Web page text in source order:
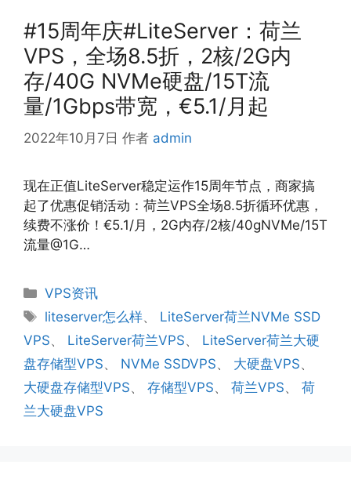
#15周年庆#LiteServer：荷兰
VPS，全场8.5折，2核/2G内
存/40G NVMe硬盘/15T流
量/1Gbps带宽，€5.1/月起
2022年10月7日 作者 admin
现在正值LiteServer稳定运作15周年节点，商家搞
起了优惠促销活动：荷兰VPS全场8.5折循环优惠，
续费不涨价！€5.1/月，2G内存/2核/40gNVMe/15T
流量@1G…
分
类
VPS资讯
标
签
liteserver怎么样、 LiteServer荷兰NVMe SSD
VPS、 LiteServer荷兰VPS、 LiteServer荷兰大硬
盘存储型VPS、 NVMe SSDVPS、 大硬盘VPS、
大硬盘存储型VPS、 存储型VPS、 荷兰VPS、 荷
兰大硬盘VPS